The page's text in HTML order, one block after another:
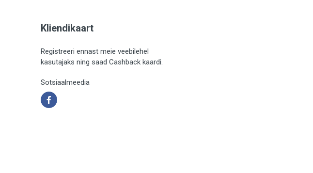
Kliendikaart
Registreeri ennast meie veebilehel
kasutajaks ning saad Cashback kaardi.
Sotsiaalmeedia